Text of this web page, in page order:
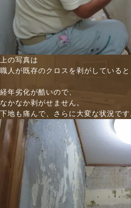
上の写真は
職人が既存のクロスを剥がしていると
経年劣化が酷いので、
なかなか剥がせません。
下地も痛んで、さらに大変な状況です